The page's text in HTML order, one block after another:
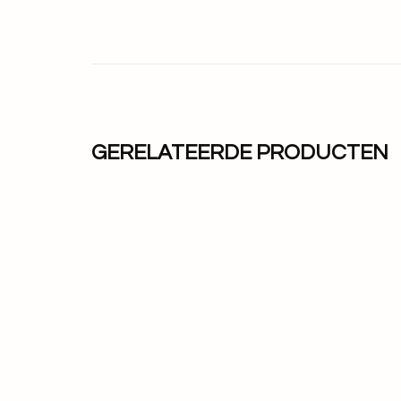
GERELATEERDE PRODUCTEN